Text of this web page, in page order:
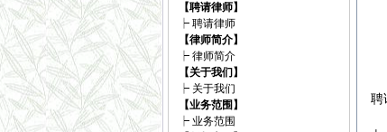
【聘请律师】
┝ 聘请律师
【律师简介】
┝ 律师简介
【关于我们】
┝ 关于我们
【业务范围】
┝ 业务范围
聘